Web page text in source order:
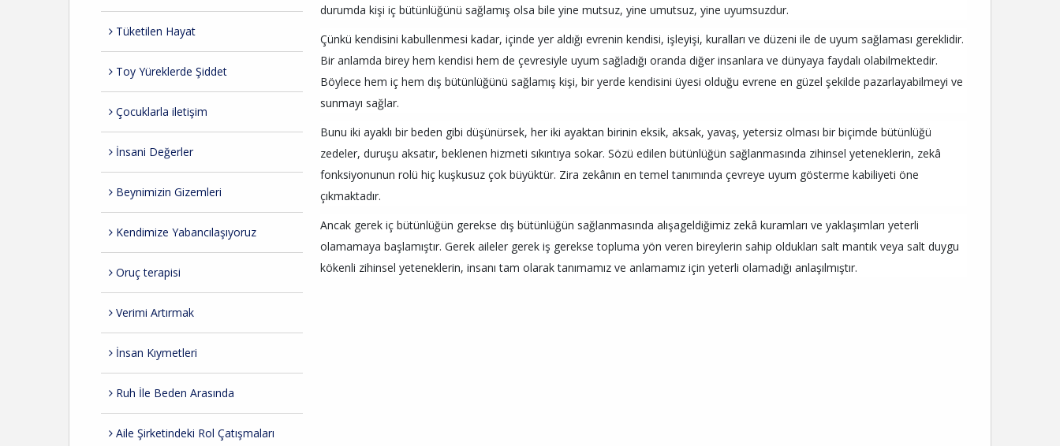
Tüketilen Hayat
Toy Yüreklerde Şiddet
Çocuklarla iletişim
İnsani Değerler
Beynimizin Gizemleri
Kendimize Yabancılaşıyoruz
Oruç terapisi
Verimi Artırmak
İnsan Kıymetleri
Ruh İle Beden Arasında
Aile Şirketindeki Rol Çatışmaları
durumda kişi iç bütünlüğünü sağlamış olsa bile yine mutsuz, yine umutsuz, yine uyumsuzdur.
Çünkü kendisini kabullenmesi kadar, içinde yer aldığı evrenin kendisi, işleyişi, kuralları ve düzeni ile de uyum sağlaması gereklidir.
Bir anlamda birey hem kendisi hem de çevresiyle uyum sağladığı oranda diğer insanlara ve dünyaya faydalı olabilmektedir.
Böylece hem iç hem dış bütünlüğünü sağlamış kişi, bir yerde kendisini üyesi olduğu evrene en güzel şekilde pazarlayabilmeyi ve
sunmayı sağlar.
Bunu iki ayaklı bir beden gibi düşünürsek, her iki ayaktan birinin eksik, aksak, yavaş, yetersiz olması bir biçimde bütünlüğü
zedeler, duruşu aksatır, beklenen hizmeti sıkıntıya sokar. Sözü edilen bütünlüğün sağlanmasında zihinsel yeteneklerin, zekâ
fonksiyonunun rolü hiç kuşkusuz çok büyüktür. Zira zekânın en temel tanımında çevreye uyum gösterme kabiliyeti öne
çıkmaktadır.
Ancak gerek iç bütünlüğün gerekse dış bütünlüğün sağlanmasında alışageldiğimiz zekâ kuramları ve yaklaşımları yeterli
olamamaya başlamıştır. Gerek aileler gerek iş gerekse topluma yön veren bireylerin sahip oldukları salt mantık veya salt duygu
kökenli zihinsel yeteneklerin, insanı tam olarak tanımamız ve anlamamız için yeterli olamadığı anlaşılmıştır.